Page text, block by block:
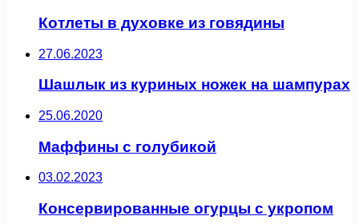
Котлеты в духовке из говядины
27.06.2023
Шашлык из куриных ножек на шампурах
25.06.2020
Маффины с голубикой
03.02.2023
Консервированные огурцы с укропом